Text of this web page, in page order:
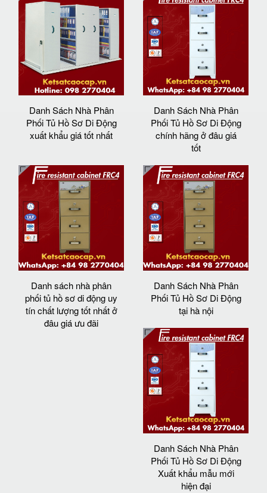
Danh Sách Nhà Phân
Phối Tủ Hồ Sơ Di Động
xuất khẩu giá tốt nhất
Danh Sách Nhà Phân
Phối Tủ Hồ Sơ Di Động
chính hãng ở đâu giá
tốt
Danh sách nhà phân
phối tủ hồ sơ di động uy
tín chất lượng tốt nhất ở
đâu giá ưu đãi
Danh Sách Nhà Phân
Phối Tủ Hồ Sơ Di Động
tại hà nội
Danh Sách Nhà Phân
Phối Tủ Hồ Sơ Di Động
Xuất khẩu mẫu mới
hiện đại